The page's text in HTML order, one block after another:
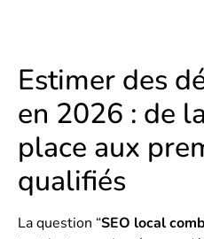
Estimer des
en 2026 : de
place aux
qualifiés
La question “SEO local